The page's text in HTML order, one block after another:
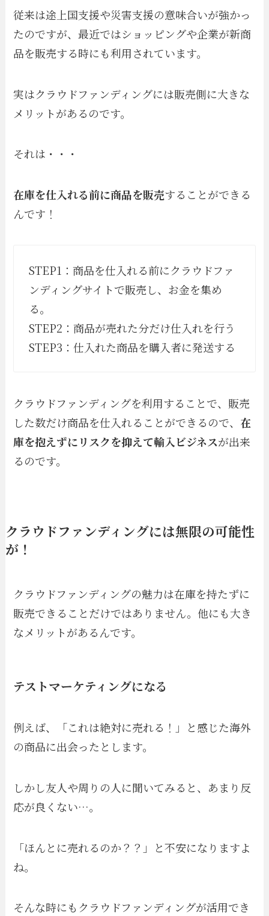
従来は途上国支援や災害支援の意味合いが強かっ
たのですが、最近ではショッピングや企業が新商
品を販売する時にも利用されています。
実はクラウドファンディングには販売側に大きな
メリットがあるのです。
それは・・・
在庫を仕入れる前に商品を販売することができる
んです！
STEP1：商品を仕入れる前にクラウドファ
ンディングサイトで販売し、お金を集め
る。
STEP2：商品が売れた分だけ仕入れを行う
STEP3：仕入れた商品を購入者に発送する
クラウドファンディングを利用することで、販売
した数だけ商品を仕入れることができるので、 在
庫を抱えずにリスクを抑えて輸入ビジネスが出来
るのです。
クラウドファンディングには無限の可能性
が！
クラウドファンディングの魅力は在庫を持たずに
販売できることだけではありません。他にも大き
なメリットがあるんです。
テストマーケティングになる
例えば、「これは絶対に売れる！」と感じた海外
の商品に出会ったとします。
しかし友人や周りの人に聞いてみると、あまり反
応が良くない…。
「ほんとに売れるのか？？」と不安になりますよ
ね。
そんな時にもクラウドファンディングが活用でき